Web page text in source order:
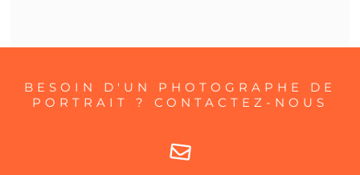
BESOIN D'UN PHOTOGRAPHE DE
PORTRAIT ? CONTACTEZ-NOUS